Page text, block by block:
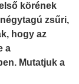
körének
zsűri,
hogy az
a
Mutatjuk a